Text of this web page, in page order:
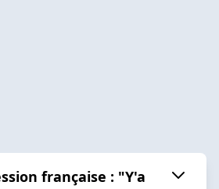
française : "Y'a